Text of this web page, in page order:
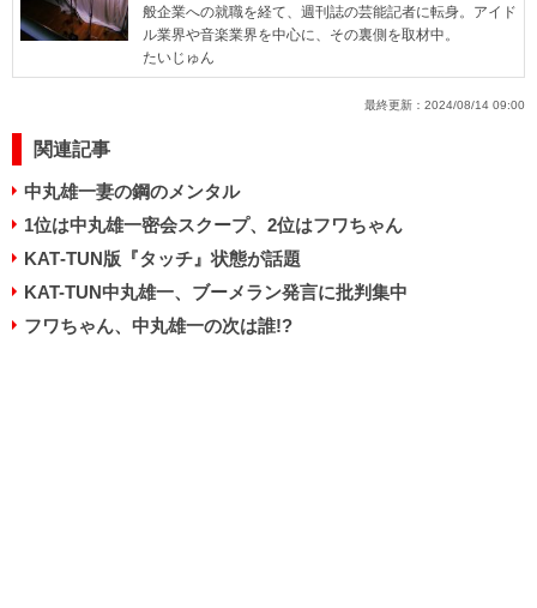
般企業への就職を経て、週刊誌の芸能記者に転身。アイド
ル業界や音楽業界を中心に、その裏側を取材中。
たいじゅん
最終更新： 2024/08/14 09:00
関連記事
中丸雄一妻の鋼のメンタル
1位は中丸雄一密会スクープ、2位はフワちゃん
KAT‐TUN版『タッチ』状態が話題
KAT-TUN中丸雄一、ブーメラン発言に批判集中
フワちゃん、中丸雄一の次は誰!?